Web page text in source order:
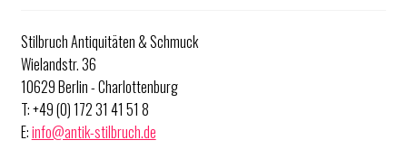
Stilbruch Antiquitäten & Schmuck
Wielandstr. 36
10629 Berlin - Charlottenburg
T: +49 (0) 172 31 41 51 8
E:info@antik-stilbruch.de